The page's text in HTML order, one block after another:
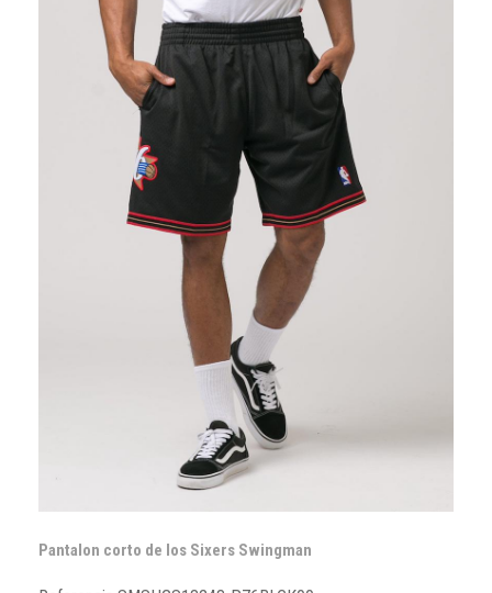
Pantalon corto de los Sixers Swingman